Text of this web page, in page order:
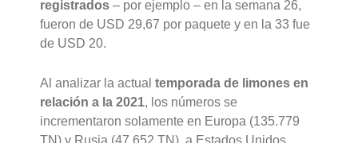
registrados – por ejemplo – en la semana 26,
fueron de USD 29,67 por paquete y en la 33 fue
de USD 20.
Al analizar la actualtemporada de limones en
relación a la 2021, los números se
incrementaron solamente en Europa (135.779
TN) y Rusia (47.652 TN), a Estados Unidos